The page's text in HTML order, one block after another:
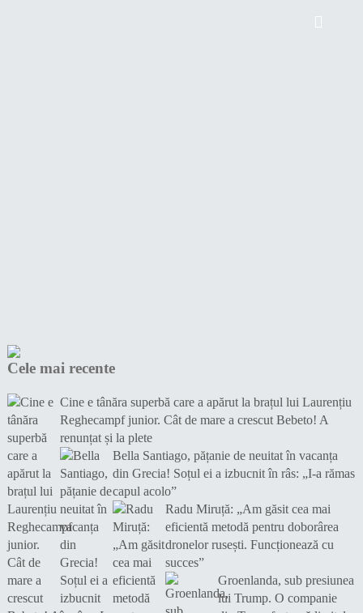
Cele mai recente
Cine e tânăra superbă care a apărut la brațul lui Laurențiu
Reghecampf junior. Cât de mare a crescut Bebeto! A
renunțat și la plete
Bella Santiago, pățanie de neuitat în vacanța
din Grecia! Soțul ei a izbucnit în râs: „I-a rămas
capul acolo”
Radu Miruță: „Am găsit cea mai
eficientă metodă pentru doborârea
dronelor rusești. Funcționează cu
succes”
Groenlanda, sub presiunea
lui Trump. O companie